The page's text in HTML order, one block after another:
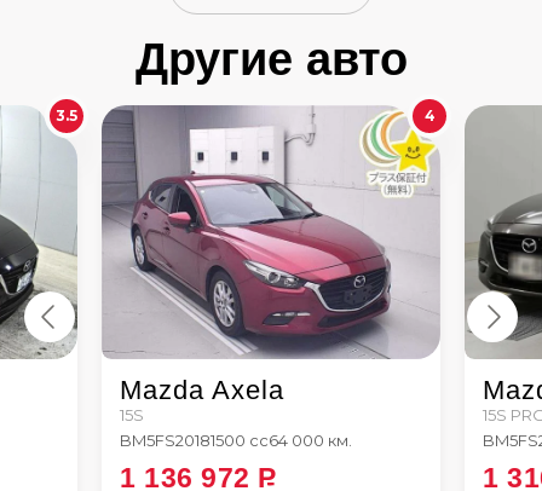
Другие авто
4
Mazda Axela
15S
BM5FS20181500 сс64 000 км.
1 136 972 P
15S
BM5FS
1
3.5